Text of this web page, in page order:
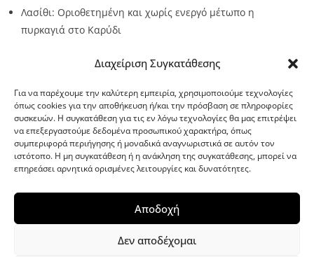
Διαχείριση Συγκατάθεσης
Για να παρέχουμε την καλύτερη εμπειρία, χρησιμοποιούμε τεχνολογίες
όπως cookies για την αποθήκευση ή/και την πρόσβαση σε πληροφορίες
συσκευών. Η συγκατάθεση για τις εν λόγω τεχνολογίες θα μας επιτρέψει
να επεξεργαστούμε δεδομένα προσωπικού χαρακτήρα, όπως
συμπεριφορά περιήγησης ή μοναδικά αναγνωριστικά σε αυτόν τον
ιστότοπο. Η μη συγκατάθεση ή η ανάκληση της συγκατάθεσης, μπορεί να
επηρεάσει αρνητικά ορισμένες λειτουργίες και δυνατότητες.
Αποδοχή
Δεν αποδέχομαι
Λασίθι: Οριοθετημένη και χωρίς ενεργό μέτωπο η
πυρκαγιά στο Καρύδι
G-point.gr